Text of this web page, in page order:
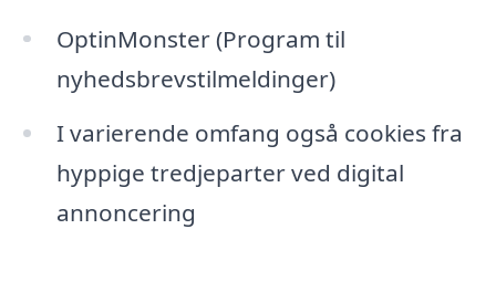
OptinMonster (Program til
nyhedsbrevstilmeldinger)
I varierende omfang også cookies fra
hyppige tredjeparter ved digital
annoncering